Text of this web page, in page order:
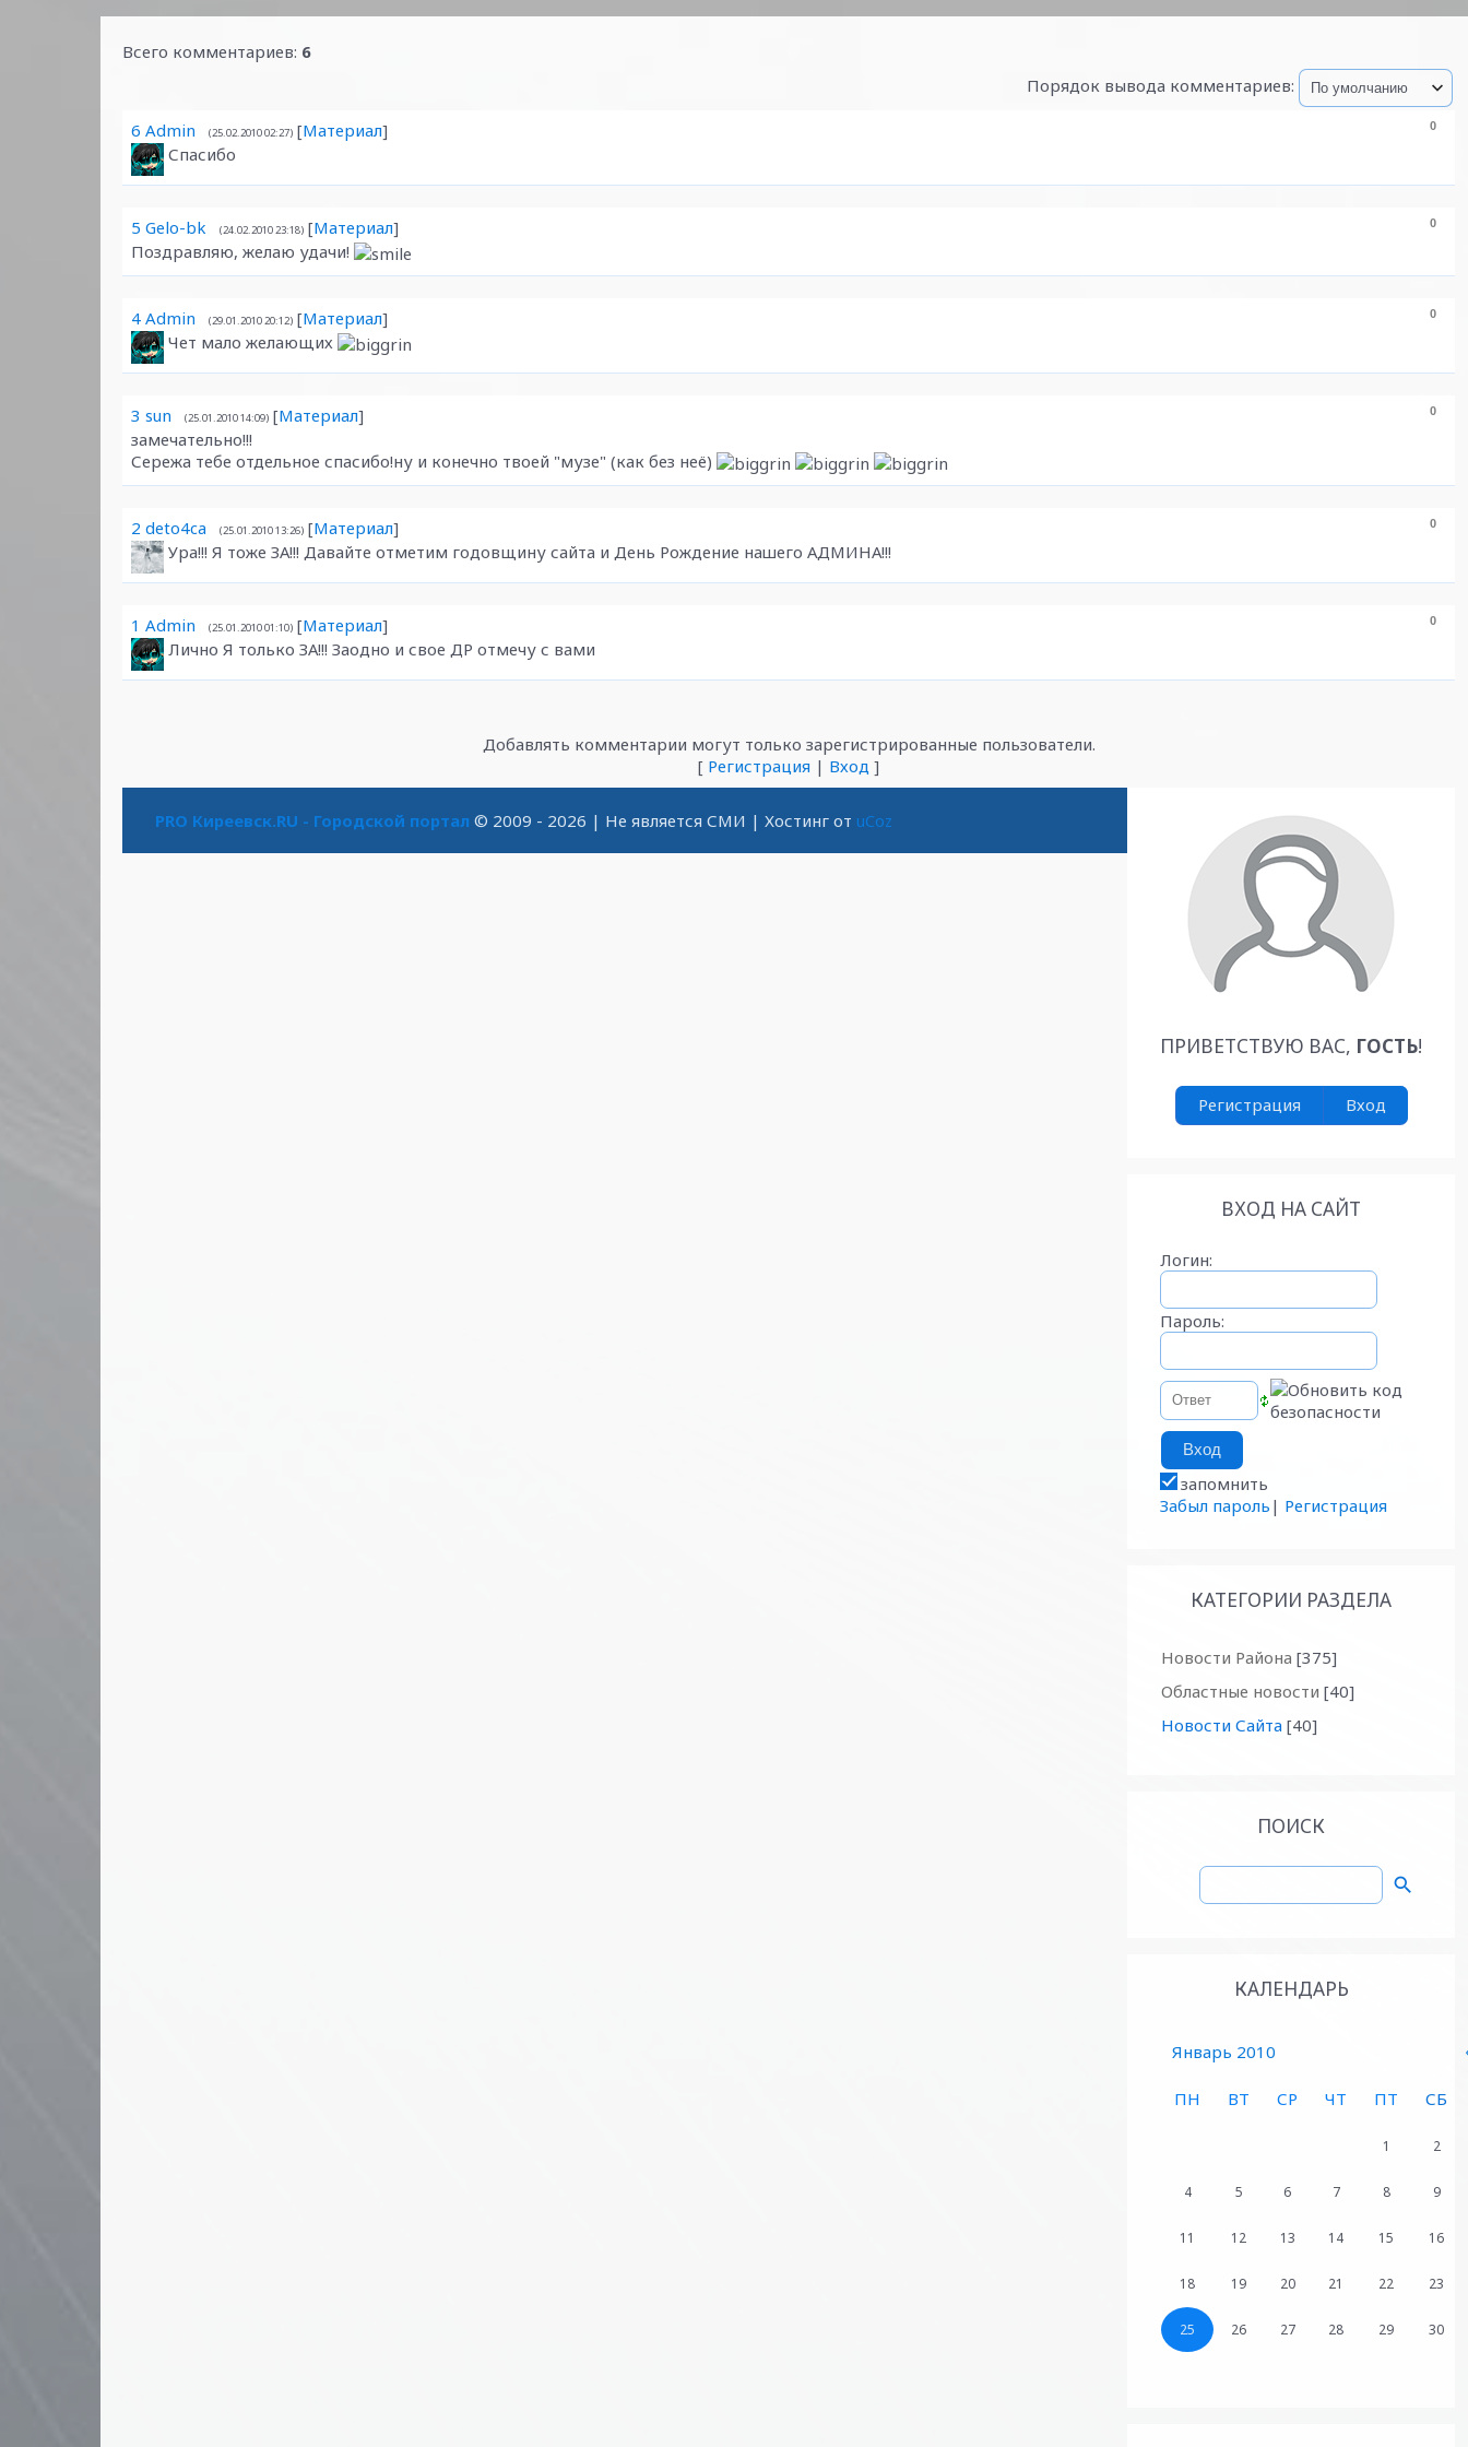
Всего комментариев: 6
Порядок вывода комментариев:
0
6 Admin (25.02.2010 02:27) [Материал]
Спасибо
0
5 Gelo-bk (24.02.2010 23:18) [Материал]
Поздравляю, желаю удачи!
0
4 Admin (29.01.2010 20:12) [Материал]
Чет мало желающих
0
3 sun (25.01.2010 14:09) [Материал]
замечательно!!!
Сережа тебе отдельное спасибо!ну и конечно твоей "музе" (как без неё)
0
2 deto4ca (25.01.2010 13:26) [Материал]
Ура!!! Я тоже ЗА!!! Давайте отметим годовщину сайта и День Рождение нашего АДМИНА!!!
0
1 Admin (25.01.2010 01:10) [Материал]
Лично Я только ЗА!!! Заодно и свое ДР отмечу с вами
Добавлять комментарии могут только зарегистрированные пользователи.
[ Регистрация | Вход ]
ПРИВЕТСТВУЮ ВАС, ГОСТЬ!
Регистрация Вход
ВХОД НА САЙТ
Логин:
Пароль:
запомнить
Забыл пароль | Регистрация
КАТЕГОРИИ РАЗДЕЛА
Новости Района [375]
Областные новости [40]
Новости Сайта [40]
ПОИСК
КАЛЕНДАРЬ
Январь 2010
ПН ВТ СР ЧТ ПТ СБ
1 2
4 5 6 7 8 9
11 12 13 14 15 16
18 19 20 21 22 23
25 26 27 28 29 30
PRO Киреевск.RU - Городской портал © 2009 - 2026 | Не является СМИ | Хостинг от uCoz